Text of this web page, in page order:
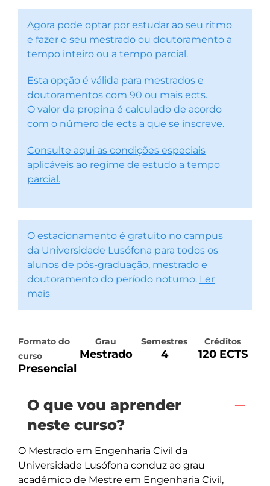
Agora pode optar por estudar ao seu ritmo
e fazer o seu mestrado ou doutoramento a
tempo inteiro ou a tempo parcial.
Esta opção é válida para mestrados e
doutoramentos com 90 ou mais ects.
O valor da propina é calculado de acordo
com o número de ects a que se inscreve.
Consulte aqui as condições especiais
aplicáveis ao regime de estudo a tempo
parcial.
O estacionamento é gratuito no campus
da Universidade Lusófona para todos os
alunos de pós-graduação, mestrado e
doutoramento do período noturno. Ler
mais
Formato do
curso
Presencial
Grau
Mestrado
Semestres
4
Créditos
120 ECTS
O que vou aprender
neste curso?
O Mestrado em Engenharia Civil da
Universidade Lusófona conduz ao grau
académico de Mestre em Engenharia Civil,